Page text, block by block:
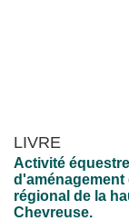
LIVRE
Activité
d'aménagement
régional de la
Chevreuse.